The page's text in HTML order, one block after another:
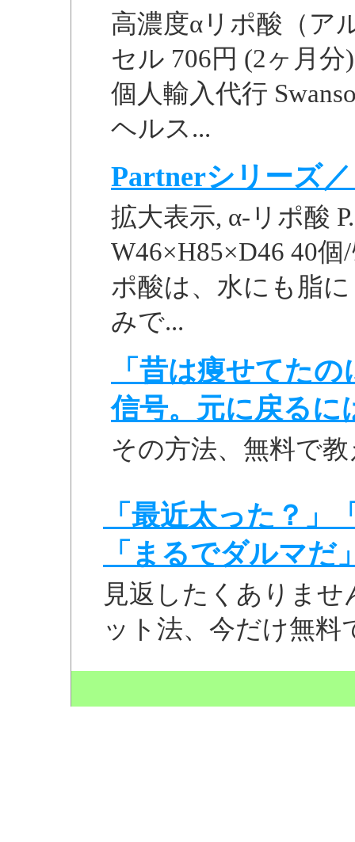
高濃度αリポ酸（ア
セル 706円 (2ヶ月
個人輸入代行
ヘルス...
Partnerシリーズ
拡大表示, α-リポ酸
W46×H85×D46 40個
ポ酸は、水にも脂
みで...
「昔は痩せてた
信号。元に戻るに
その方法、無料で
「最近太った？
「まるでダルマだ
見返したくありま
ット法、今だけ無料